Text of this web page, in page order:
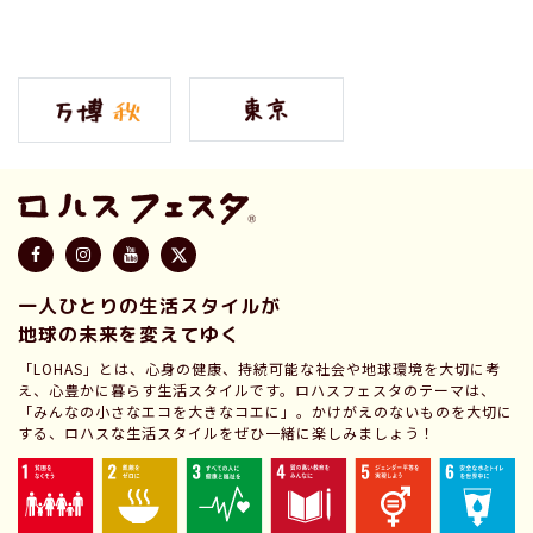
一人ひとりの生活スタイルが
地球の未来を変えてゆく
「LOHAS」とは、心身の健康、持続可能な社会や地球環境を大切に考
え、心豊かに暮らす生活スタイルです。ロハスフェスタのテーマは、
「みんなの小さなエコを大きなコエに」。かけがえのないものを大切に
する、ロハスな生活スタイルをぜひ一緒に楽しみましょう！